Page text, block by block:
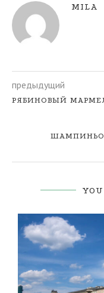
MILA
предыдущий
РЯБИНОВЫЙ